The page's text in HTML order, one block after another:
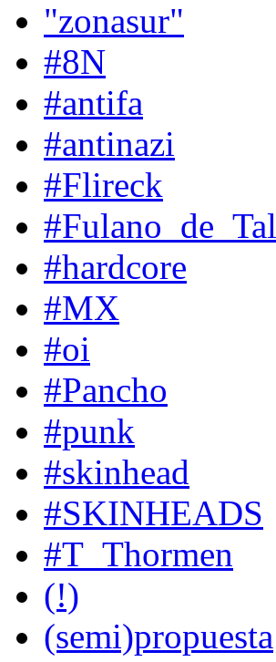
"zonasur"
#8N
#antifa
#antinazi
#Flireck
#Fulano_de_Tal
#hardcore
#MX
#oi
#Pancho
#punk
#skinhead
#SKINHEADS
#T_Thormen
(!)
(semi)propuesta